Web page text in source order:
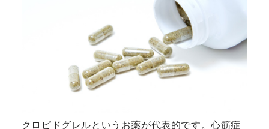
クロピドグレルというお薬が代表的です。心筋症